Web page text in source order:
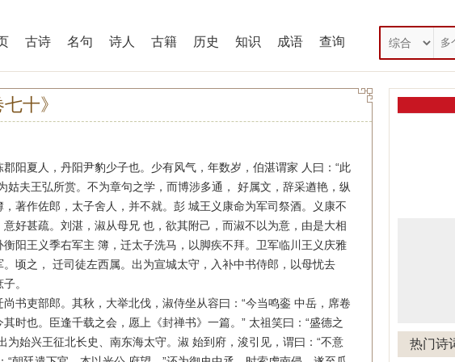
古诗 名句 诗人 古籍 历史 知识 成语 查询
十》
夏人，丹阳尹豹少子也。少有风气，年数岁，伯湛谓家 人曰：“此
姑夫王弘所赏。不为章句之学，而博涉多通， 好属文，辞采遒艳，纵
著作佐郎，太子舍人，并不就。彭 城王义康命为军司祭酒。义康不
好甚疏。刘湛，淑从母兄 也，欲其附己，而淑不以为意，由是大相
阳王义季右军主 簿，迁太子洗马，以脚疾不拜。卫军临川王义庆雅
顷之， 迁司徒左西属。出为宣城太守，入补中书侍郎，以母忧去
。
吏部郎。其秋，大举北伐，淑侍坐从容曰：“今当鸣銮 中岳，席卷
时也。臣逢千载之会，愿上《封禅书》一篇。” 太祖笑曰：“盛德之
为始兴王征北长史、南东海太守。淑 始到府，浚引见，谓曰：“不意
热门诗